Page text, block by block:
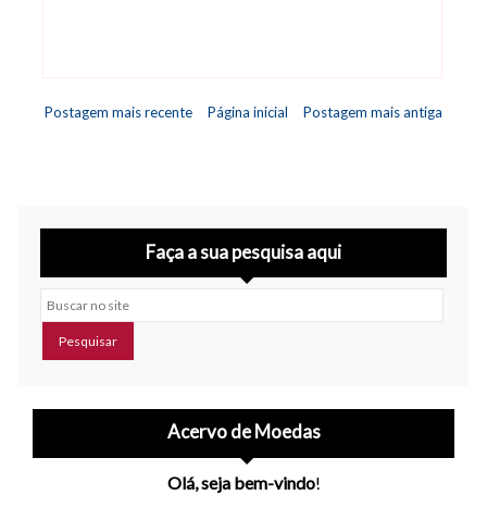
Postagem mais recente Postagem mais antiga
Página inicial
Faça a sua pesquisa aqui
Buscar no site
Acervo de Moedas
Olá, seja bem-vindo!